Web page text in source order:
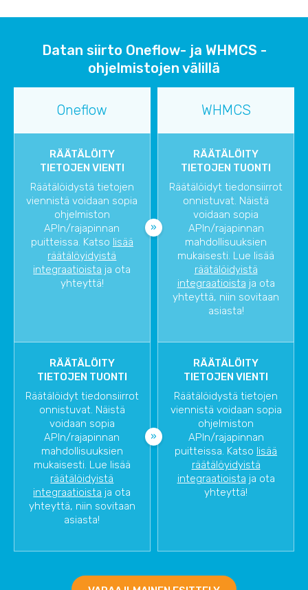
Datan siirto Oneflow- ja WHMCS -
ohjelmistojen välillä
Oneflow WHMCS
RÄÄTÄLÖITY
TIETOJEN VIENTI
Räätälöidystä tietojen
viennistä voidaan sopia
ohjelmiston
APIn/rajapinnan
puitteissa. Katso lisää
räätälöyidyistä
integraatioista ja ota
yhteyttä!
RÄÄTÄLÖITY
TIETOJEN TUONTI
Räätälöidyt tiedonsiirrot
onnistuvat. Näistä
voidaan sopia
APIn/rajapinnan
mahdollisuuksien
mukaisesti. Lue lisää
räätälöidyistä
integraatioista ja ota
yhteyttä, niin sovitaan
asiasta!
RÄÄTÄLÖITY
TIETOJEN TUONTI
Räätälöidyt tiedonsiirrot
onnistuvat. Näistä
voidaan sopia
APIn/rajapinnan
mahdollisuuksien
mukaisesti. Lue lisää
räätälöidyistä
integraatioista ja ota
yhteyttä, niin sovitaan
asiasta!
RÄÄTÄLÖITY
TIETOJEN VIENTI
Räätälöidystä tietojen
viennistä voidaan sopia
ohjelmiston
APIn/rajapinnan
puitteissa. Katso lisää
räätälöyidyistä
integraatioista ja ota
yhteyttä!